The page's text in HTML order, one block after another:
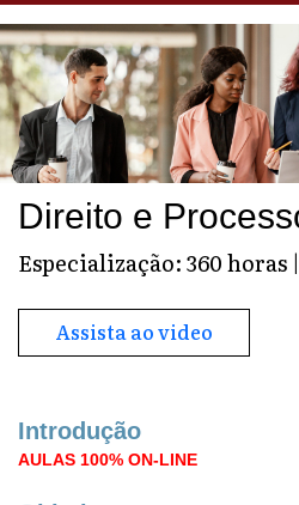
Direito e
Especialização: 360 horas
Assista ao video
Introdução
AULAS 100% ON-LINE